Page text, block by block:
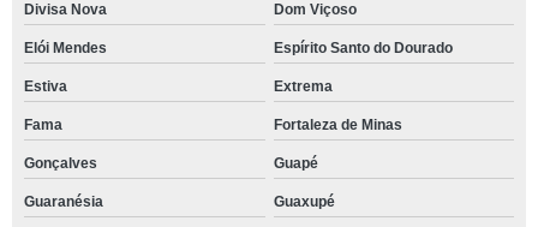
Divisa Nova Dom Viçoso
Elói Mendes Espírito Santo do Dourado
Estiva Extrema
Fama Fortaleza de Minas
Gonçalves Guapé
Guaranésia Guaxupé